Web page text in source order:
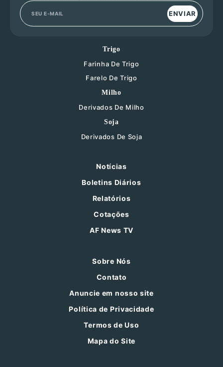
ENVIAR
Trigo
Farinha De Trigo
Farelo De Trigo
Milho
Derivados De Milho
Soja
Derivados De Soja
Notícias
Boletins Diários
Relatórios
Cotações
AF News TV
Sobre Nós
Contato
Anuncie em nosso site
Política de Privacidade
Termos de Uso
Mapa do Site